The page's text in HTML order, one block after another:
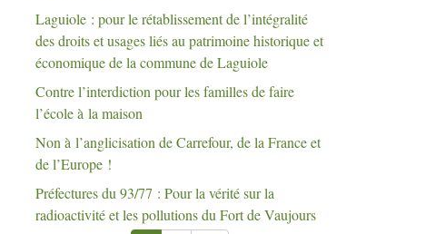
Laguiole : pour le rétablissement de l’intégralité
des droits et usages liés au patrimoine historique et
économique de la commune de Laguiole
Contre l’interdiction pour les familles de faire
l’école à la maison
Non à l’anglicisation de Carrefour, de la France et
de l’Europe !
Préfectures du 93/77 : Pour la vérité sur la
radioactivité et les pollutions du Fort de Vaujours